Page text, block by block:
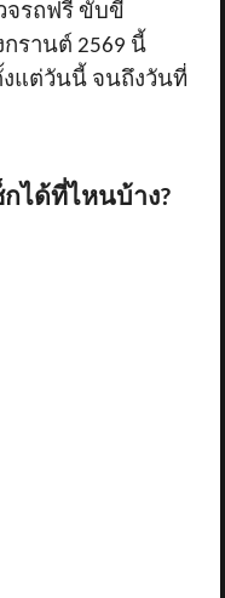
จรถฟรี ขับขี่
รานต์ 2569 นี้
งแต่วันนี้ จนถึงวันที่
กได้ที่ไหนบ้าง?